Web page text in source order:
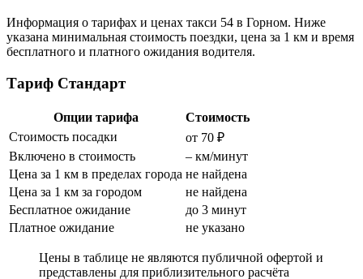
Информация о тарифах и ценах такси 54 в Горном. Ниже
указана минимальная стоимость поездки, цена за 1 км и время
бесплатного и платного ожидания водителя.
Тариф Стандарт
Опции тарифа
Стоимость
Стоимость посадки
от 70 ₽
Включено в стоимость
– км/минут
Цена за 1 км в пределах города не найдена
Цена за 1 км за городом
не найдена
Бесплатное ожидание
до 3 минут
Платное ожидание
не указано
Цены в таблице не являются публичной офертой и
представлены для приблизительного расчёта